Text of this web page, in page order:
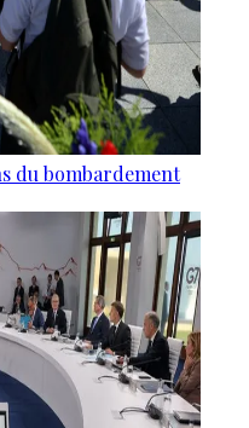
du bombardement